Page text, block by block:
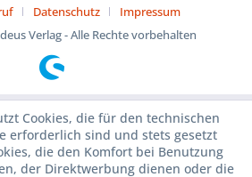
Datenschutz
Impressum
Verlag - Alle Rechte vorbehalten
Cookies, die für den technischen
erforderlich sind und stets gesetzt
die den Komfort bei Benutzung
der Direktwerbung dienen oder die